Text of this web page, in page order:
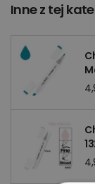
Inne z tej